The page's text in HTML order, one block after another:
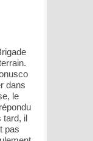
dans
le
tard, il
pas